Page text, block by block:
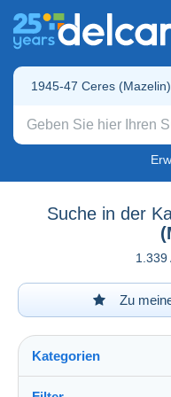
1945-47 Ceres (Mazelin)
Suche in der
1.339
Zu
Kategorien